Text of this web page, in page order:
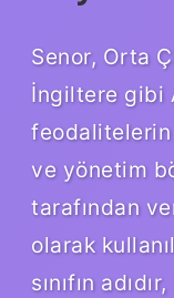
Senor, Orta
İngiltere gibi
feodalitelerin
ve yönetim
tarafından
olarak
sınıfın